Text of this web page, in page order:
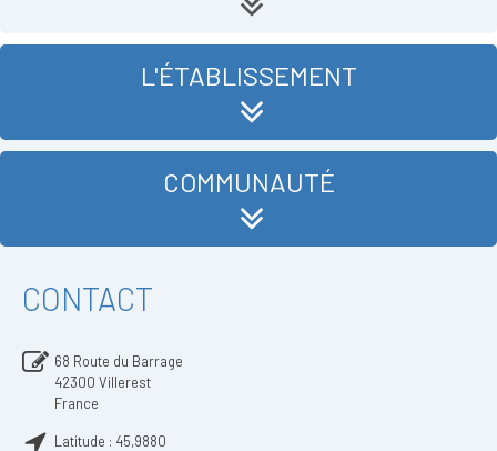
L'ÉTABLISSEMENT
COMMUNAUTÉ
CONTACT
68 Route du Barrage
42300 Villerest
France
Latitude : 45,9880